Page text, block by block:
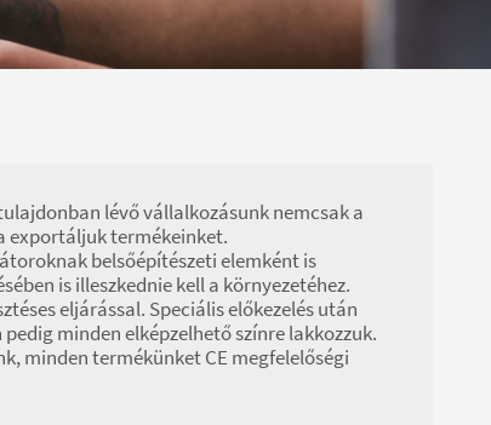
lévő vállalkozásunk nemcsak a
exportáljuk termékeinket.
belsőépítészeti elemként is
is illeszkednie kell a környezetéhez.
eljárással. Speciális előkezelés után
minden elképzelhető színre lakkozzuk.
minden termékünket CE megfelelőségi